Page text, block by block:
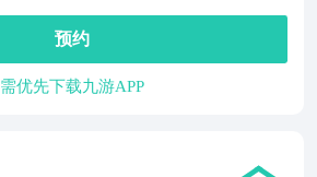
预约
需优先下载九游APP